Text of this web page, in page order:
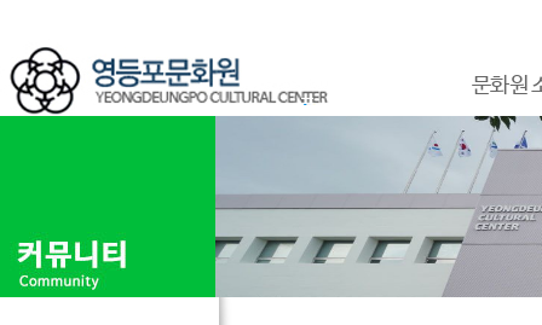
문화원